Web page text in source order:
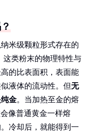
米级颗粒形式存在的
这类粉末的物理特性与
的比表面积，表面能
液体的流动性。但无
金。当加热至金的熔
像普通黄金一样熔
冷却后，就能得到一